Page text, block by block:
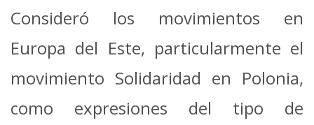
Consideró los movimientos en
Europa del Este, particularmente el
movimiento Solidaridad en Polonia,
como expresiones del tipo de